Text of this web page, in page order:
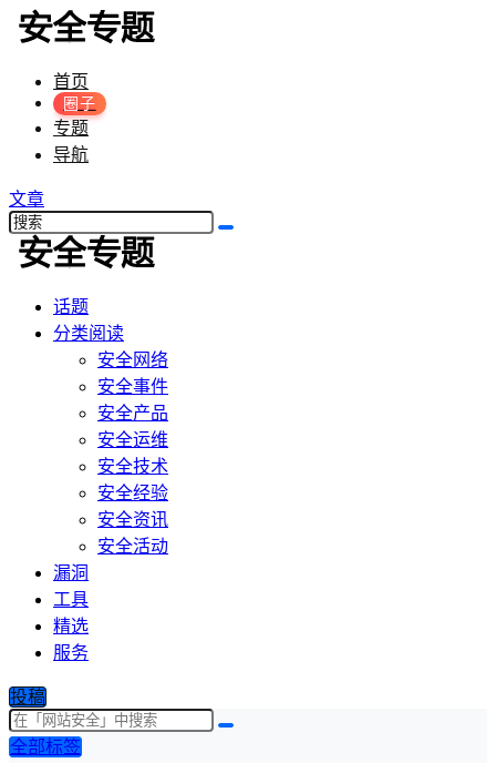
首页
圈子
专题
导航
文章
话题
分类阅读
安全网络
安全事件
安全产品
安全运维
安全技术
安全经验
安全资讯
安全活动
漏洞
工具
精选
服务
投稿
全部标签